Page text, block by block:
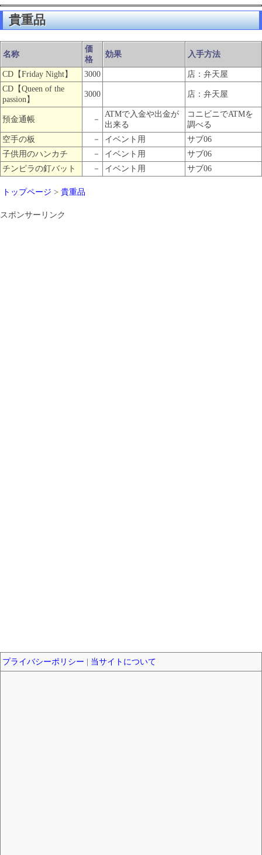
貴重品
名称
価
格
効果 入手方法
CD【Friday Night】 3000
店：弁天屋
CD【Queen of the
passion】
3000 店：弁天屋
預金通帳 －
ATMで入金や出金が
出来る
コニビニでATMを
調べる
空手の板
－ イベント用
サブ06
子供用のハンカチ
－ イベント用
サブ06
チンピラの釘バット
－ イベント用 サブ06
トップページ > 貴重品
スポンサーリンク
プライバシーポリシー 当サイトについて